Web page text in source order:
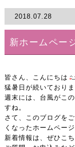
2018.07.28
新ホームペー
皆さん、こんにちは
猛暑日が続いており
週末には、台風がこ
すね。
さて、このブログを
くなったホームペー
新着情報は、ぜひこ